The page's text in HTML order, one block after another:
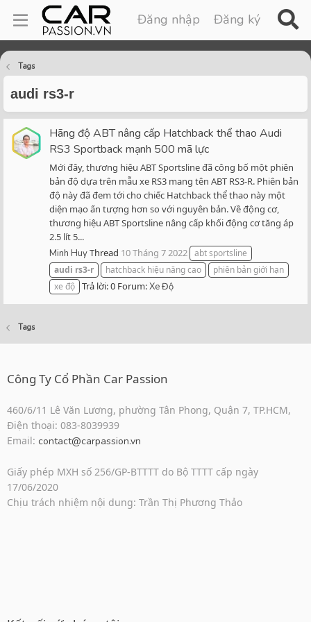
Đăng nhập Đăng ký
Tags
audi rs3-r
Hãng độ ABT nâng cấp Hatchback thể thao Audi
RS3 Sportback mạnh 500 mã lực
Mới đây, thương hiệu ABT Sportsline đã công bố một phiên
bản độ dựa trên mẫu xe RS3 mang tên ABT RS3-R. Phiên bản
độ này đã đem tới cho chiếc Hatchback thể thao này một
diện mạo ấn tượng hơn so với nguyên bản. Về động cơ,
thương hiệu ABT Sportsline nâng cấp khối động cơ tăng áp
2.5 lít 5...
Minh HuyThread 10 Tháng 7 2022 abt sportsline
audi rs3-r hatchback hiệu năng cao
phiên bản giới hạn
xe độ Trả lời: 0 Forum:Xe Độ
Tags
Công Ty Cổ Phần Car Passion
460/6/11 Lê Văn Lương, phường Tân Phong, Quận 7, TP.HCM,
Điện thoại: 083-8039939
Email: contact@carpassion.vn
Giấy phép MXH số 256/GP-BTTTT do Bộ TTTT cấp ngày
17/06/2020
Chịu trách nhiệm nội dung: Trần Thị Phương Thảo